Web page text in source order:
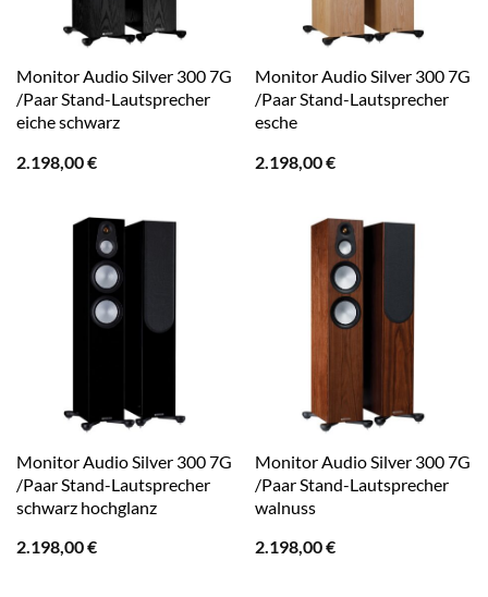
Monitor Audio Silver 300 7G
/Paar Stand-Lautsprecher
eiche schwarz
2.198,00€
Monitor Audio Silver 300 7G
/Paar Stand-Lautsprecher
esche
2.198,00€
Monitor Audio Silver 300 7G
/Paar Stand-Lautsprecher
schwarz hochglanz
2.198,00€
Monitor Audio Silver 300 7G
/Paar Stand-Lautsprecher
walnuss
2.198,00€